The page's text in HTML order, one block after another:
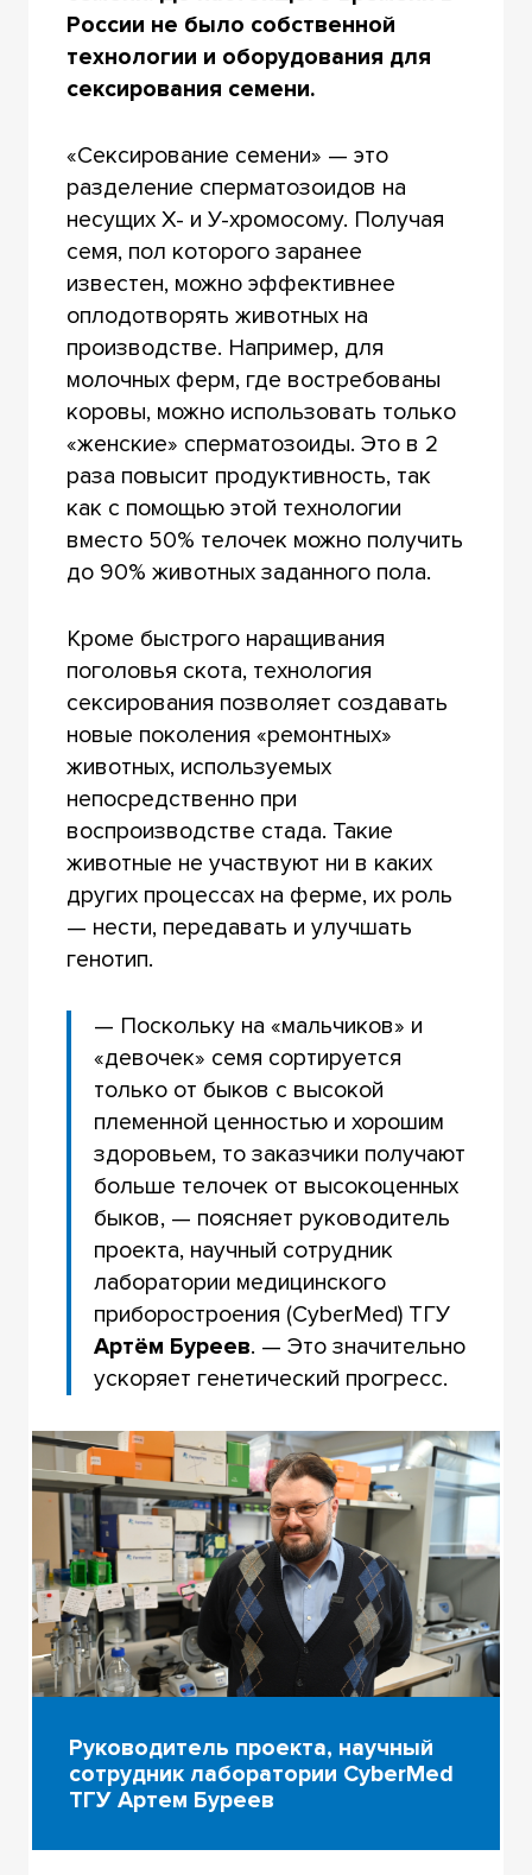
России не было собственной
технологии и оборудования для
сексирования семени.
«Сексирование семени» — это
разделение сперматозоидов на
несущих Х- и У-хромосому. Получая
семя, пол которого заранее
известен, можно эффективнее
оплодотворять животных на
производстве. Например, для
молочных ферм, где востребованы
коровы, можно использовать только
«женские» сперматозоиды. Это в 2
раза повысит продуктивность, так
как с помощью этой технологии
вместо 50% телочек можно получить
до 90% животных заданного пола.
Кроме быстрого наращивания
поголовья скота, технология
сексирования позволяет создавать
новые поколения «ремонтных»
животных, используемых
непосредственно при
воспроизводстве стада. Такие
животные не участвуют ни в каких
других процессах на ферме, их роль
— нести, передавать и улучшать
генотип.
— Поскольку на «мальчиков» и
«девочек» семя сортируется
только от быков с высокой
племенной ценностью и хорошим
здоровьем, то заказчики получают
больше телочек от высокоценных
быков, — поясняет руководитель
проекта, научный сотрудник
лаборатории медицинского
приборостроения (CyberMed) ТГУ
Артём Буреев. — Это значительно
ускоряет генетический прогресс.
Руководитель проекта, научный
сотрудник лаборатории CyberMed
ТГУ Артем Буреев